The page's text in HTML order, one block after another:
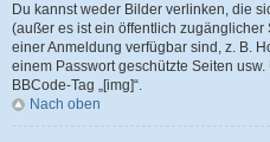
Du kannst weder Bilder verlinken, die
(außer es ist ein öffentlich
einer Anmeldung verfügbar sind, z. B.
einem Passwort geschützte Seiten
BBCode-Tag „[img]“.
Nach oben